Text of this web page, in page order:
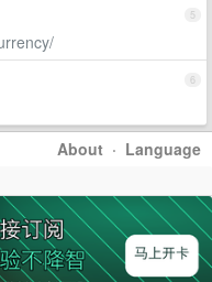
5
6
About · Language